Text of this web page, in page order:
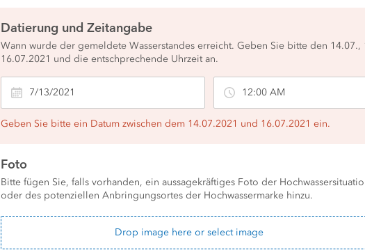
Datierung und Zeitangabe
Wann wurde der gemeldete Wasserstandes erreicht. Geben Sie bitte den 14.07.,
16.07.2021 und die entschprechende Uhrzeit an.
Geben Sie bitte ein Datum zwischen dem 14.07.2021 und 16.07.2021 ein.
Foto
Bitte fügen Sie, falls vorhanden, ein aussagekräftiges Foto der
oder des potenziellen Anbringungsortes der Hochwassermarke hinzu.
Drop image here or select image